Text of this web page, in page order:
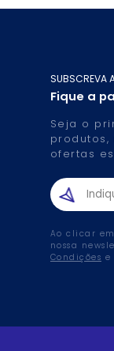
SUBSCREVA
Fique a
Seja o
ofertas
Ao clicar
nossa
Condições e